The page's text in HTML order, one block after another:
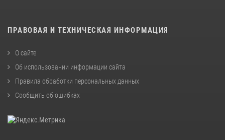
ПРАВОВАЯ И ТЕХНИЧЕСКАЯ ИНФОРМАЦИЯ
О сайте
Об использовании информации сайта
Правила обработки персональных данных
Сообщить об ошибках